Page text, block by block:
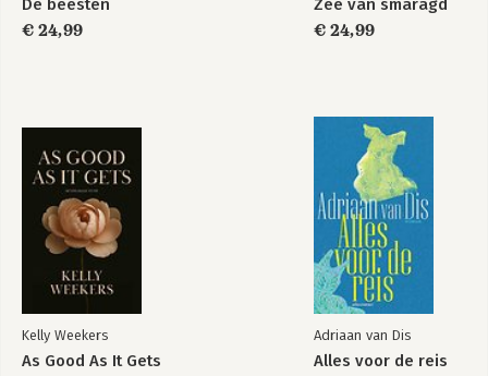
De beesten
€ 24,99
Zee van smaragd
€ 24,99
Kelly Weekers
As Good As It Gets
Adriaan van Dis
Alles voor de reis